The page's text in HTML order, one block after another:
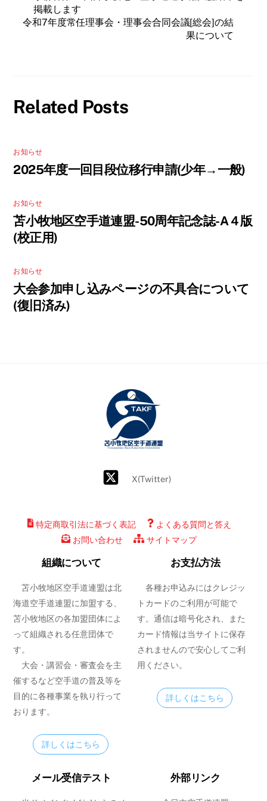
掲載します
令和7年度常任理事会・理事会合同会議[総会]の結
果について
Related Posts
お知らせ
2025年度一回目段位移行申請(少年→一般)
お知らせ
苫小牧地区空手道連盟-50周年記念誌-A４版
(校正用)
お知らせ
大会参加申し込みページの不具合について
(復旧済み)
Back
To
Top
X(Twitter)
特定商取引法に基づく表記
よくある質問と答え
お問い合わせ
サイトマップ
組織について
苫小牧地区空手道連盟は北
海道空手道連盟に加盟する、
苫小牧地区の各加盟団体によ
って組織される任意団体で
す。
大会・講習会・審査会を主
催するなど空手道の普及等を
目的に各種事業を執り行って
おります。
詳しくはこちら
お支払方法
各種お申込みにはクレジッ
トカードのご利用が可能で
す。通信は暗号化され、また
カード情報は当サイトに保存
されませんので安心してご利
用ください。
詳しくはこちら
メール受信テスト 外部リンク